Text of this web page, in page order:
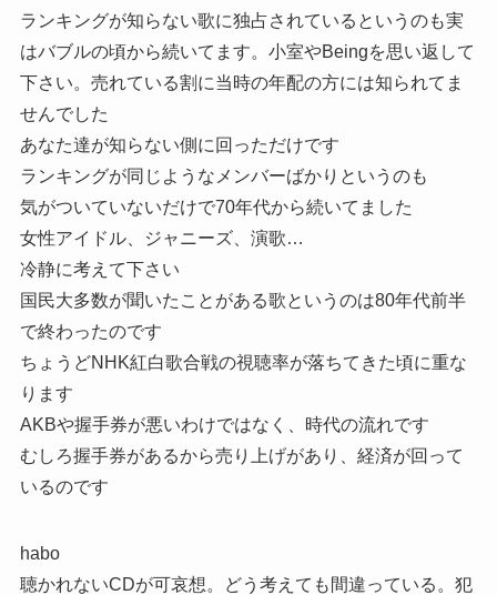
ランキングが知らない歌に独占されているというのも実
はバブルの頃から続いてます。小室やBeingを思い返して
下さい。売れている割に当時の年配の方には知られてま
せんでした
あなた達が知らない側に回っただけです
ランキングが同じようなメンバーばかりというのも
気がついていないだけで70年代から続いてました
女性アイドル、ジャニーズ、演歌…
冷静に考えて下さい
国民大多数が聞いたことがある歌というのは80年代前半
で終わったのです
ちょうどNHK紅白歌合戦の視聴率が落ちてきた頃に重な
ります
AKBや握手券が悪いわけではなく、時代の流れです
むしろ握手券があるから売り上げがあり、経済が回って
いるのです
habo
聴かれないCDが可哀想。どう考えても間違っている。犯